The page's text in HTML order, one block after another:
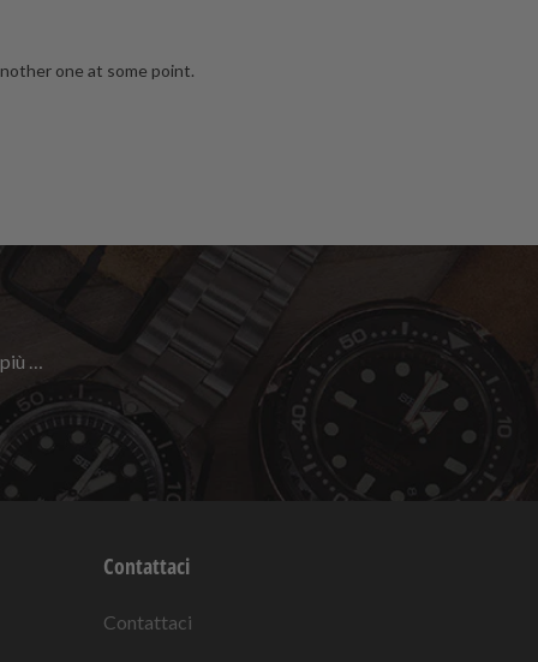
one at some point.
…
Contattaci
Contattaci